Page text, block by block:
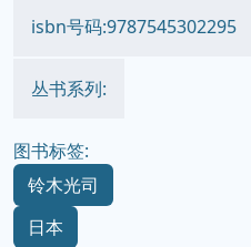
isbn号码:9787545302295
丛书系列:
图书标签:
铃木光司
日本